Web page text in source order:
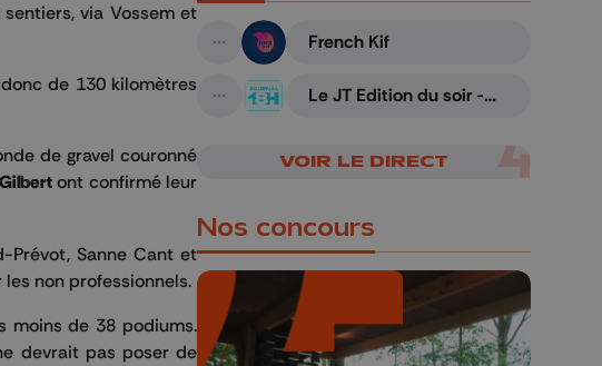
via Vossem et
de 130 kilomètres
de gravel couronné
ont confirmé leur
Prévot, Sanne Cant et
non professionnels.
moins de 38 podiums.
devrait pas poser de
A suivre
French Kif
A suivre
Le JT Edition du soir -
VOIR LE DIRECT
Nos concours